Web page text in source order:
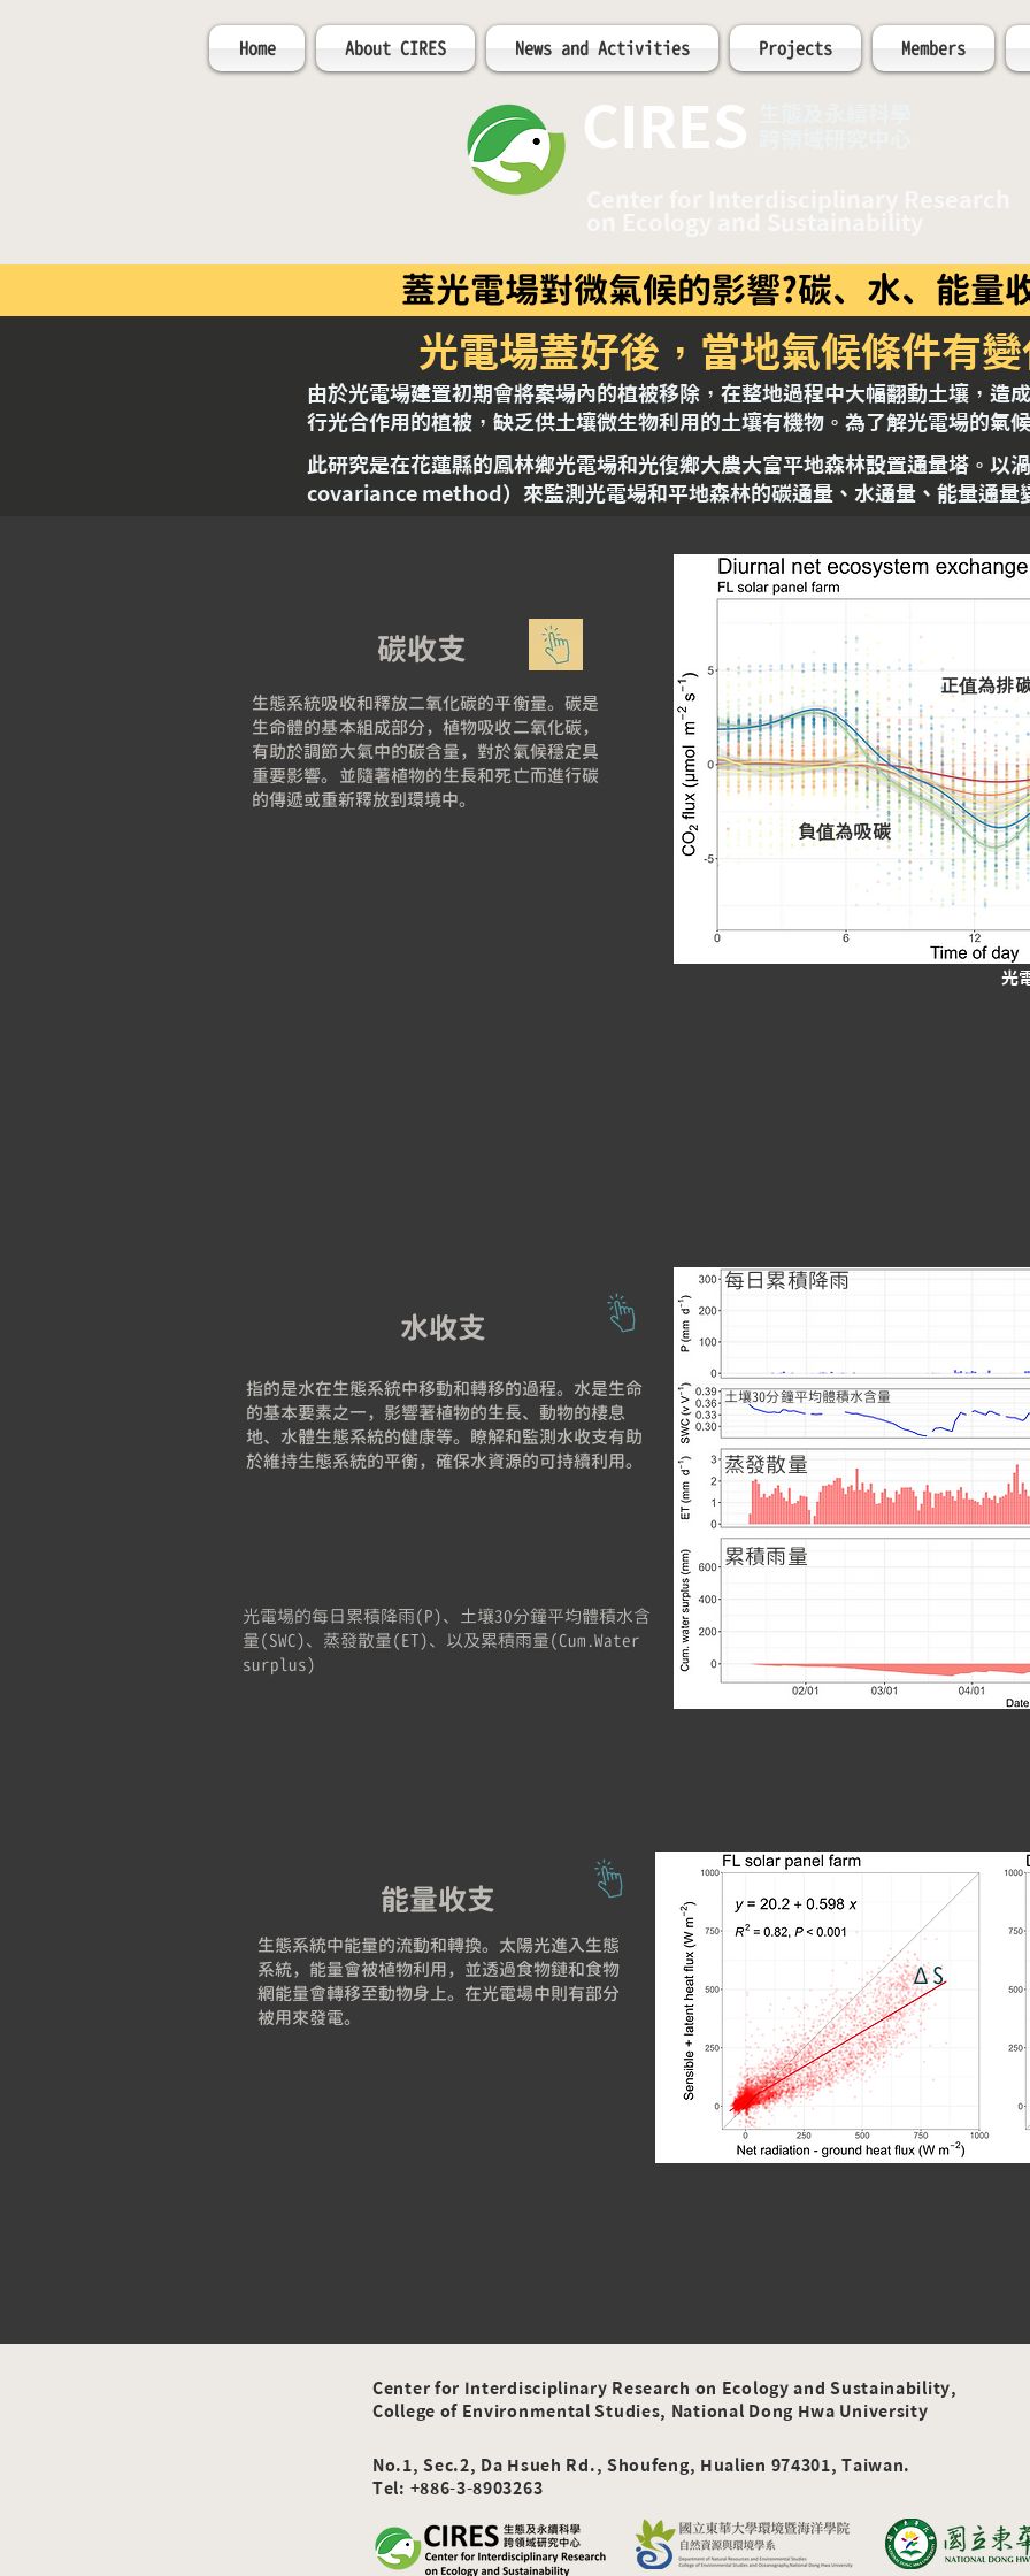
Home About CIRES News and Activities Projects Members
CIRES
蓋光電場對微氣候的影響?碳、水、能量
光電場蓋好後，當地氣候條件有
由於光電場建置初期會將案場內的植被移除，在整地過程中大幅翻動土壤，造
行光合作用的植被，缺乏供土壤微生物利用的土壤有機物。為了解光電場的氣
​此研究是在花蓮縣的鳳林鄉光電場和光復鄉大農大富平地森林設置通量塔。 以
covariance method）來監測光電場和平地森林的碳通量、水通量、能量通量
碳收支
生態系統吸收和釋放二氧化碳的平衡量。碳是
生命體的基本組成部分，植物吸收二氧化碳，
有助於調節大氣中的碳含量，對於氣候穩定具
重要影響。並隨著植物的生長和死亡而進行碳
的傳遞或重新釋放到環境中。
正值為排
負值為吸碳
光
水收支
指的是水在生態系統中移動和轉移的過程。水是生命
的基本要素之一，影響著植物的生長、動物的棲息
地、水體生態系統的健康等。瞭解和監測水收支有助
於維持生態系統的平衡，確保水資源的可持續利用。
光電場的每日累積降雨(P)、土壤30分鐘平均體積水含
量(SWC)、蒸發散量(ET)、以及累積雨量(Cum.Water
surplus)
每日累積降雨
土壤30分鐘平均體積水含量
蒸發散量
累積雨量
能量收支
生態系統中能量的流動和轉換。太陽光進入生態
系統，能量會被植物利用，並透過食物鏈和食物
網能量會轉移至動物身上。在光電場中則有部分
被用來發電。
ΔS
Center for Interdisciplinary Research on Ecology and Sustainability,
College of Environmental Studies, National Dong Hwa University
No.1, Sec.2, Da Hsueh Rd., Shoufeng, Hualien 974301, Taiwan.
Tel: +886-3-8903263